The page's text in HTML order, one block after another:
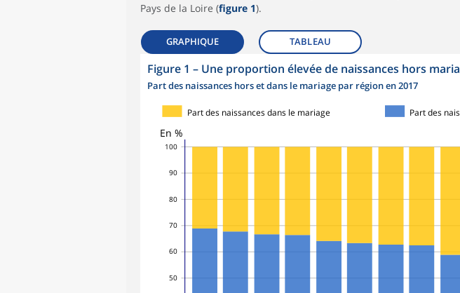
Pays de la Loire (figure 1).
GRAPHIQUE TABLEAU
Figure 1 – Une proportion élevée de naissances hors
Part des naissances hors et dans le mariage par région en 2017
50
60
70
80
90
100
En %
Part des
Part des naissances dans le mariage